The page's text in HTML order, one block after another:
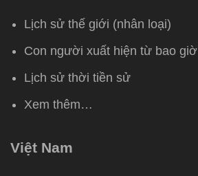
Lịch sử thế giới (nhân loại)
Con người xuất hiện từ bao giờ
Lịch sử thời tiền sử
Xem thêm…
Việt Nam